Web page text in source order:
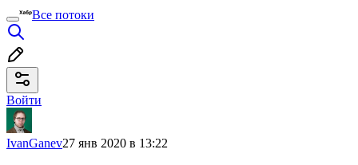
Все потоки
Войти
IvanGanev27 янв 2020 в 13:22